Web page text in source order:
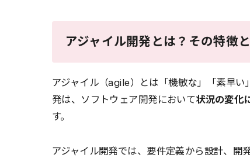
アジャイル開発とは？その特徴
アジャイル（agile）とは「機敏な」「素早
発は、ソフトウェア開発において状況の変化
す。
アジャイル開発では、要件定義から設計、開